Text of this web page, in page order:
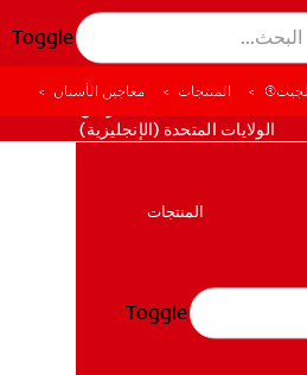
Toggle
الولايات المتحدة (الإنجليزية)
المنتجات
صحة الفم والأسنان
Toggle
المنتجات معاجين الأسنان